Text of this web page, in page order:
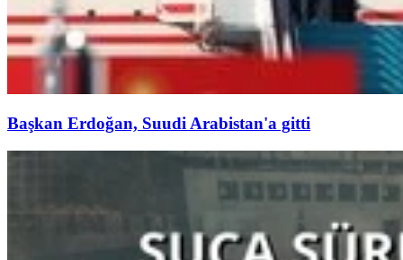
Başkan Erdoğan, Suudi Arabistan'a gitti